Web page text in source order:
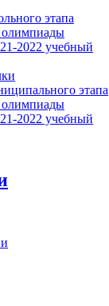
этапа
олимпиады
2022 учебный
этапа
олимпиады
2022 учебный